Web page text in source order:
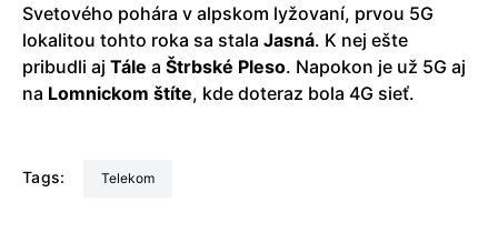
Svetového pohára v alpskom lyžovaní, prvou 5G
lokalitou tohto roka sa stala Jasná. K nej ešte
pribudli aj Tále a Štrbské Pleso. Napokon je už 5G aj
na Lomnickom štíte, kde doteraz bola 4G sieť.
Tags: Telekom